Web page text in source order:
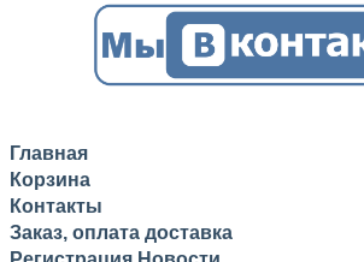
Главная
Корзина
Контакты
Заказ, оплата доставка